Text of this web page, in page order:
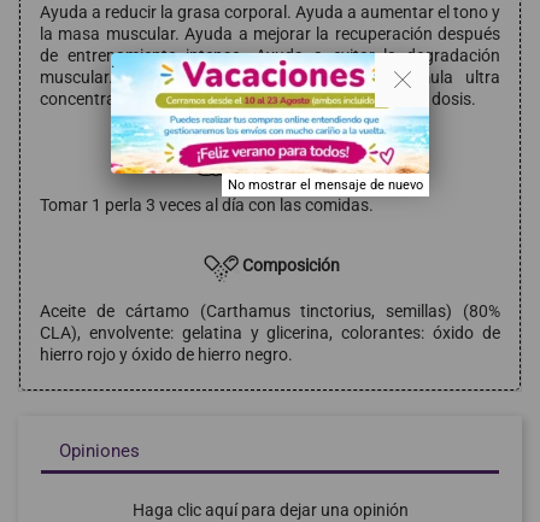
Ayuda a reducir la grasa corporal. Ayuda a aumentar el tono y
la masa muscular. Ayuda a mejorar la recuperación después
de entrenamiento intenso. Ayuda a evitar la degradación
muscular. Tiene un efecto anticatabólico. Fórmula ultra
concentrada. Con 1000mg de aceite de cártamo por dosis.
Modo de empleo
Tomar 1 perla 3 veces al día con las comidas.
Composición
Aceite de cártamo (Carthamus tinctorius, semillas) (80%
CLA), envolvente: gelatina y glicerina, colorantes: óxido de
hierro rojo y óxido de hierro negro.
Opiniones
Haga clic aquí para dejar una opinión
. .
No mostrar el mensaje de nuevo